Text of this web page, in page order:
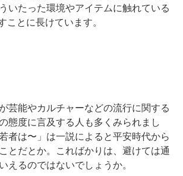
いたった環境やアイテムに触れている
ことに長けています。
芸能やカルチャーなどの流行に関する
態度に言及する人も多くみられまし
者は〜」は一説によると平安時代から
とだとか。こればかりは、避けては通
えるのではないでしょうか。